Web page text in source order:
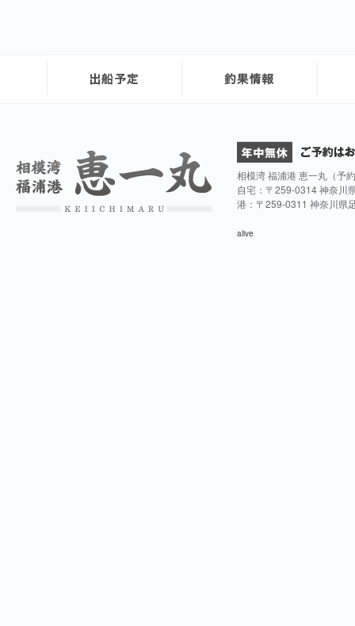
相模湾 福浦港 恵一丸（予
自宅：〒259-0314 神奈川
港：〒259-0311 神奈川県
alive